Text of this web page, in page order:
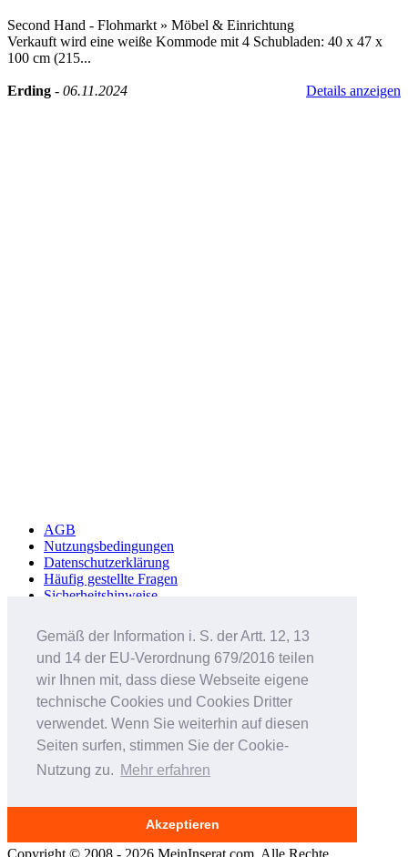
Gemäß der Information i. S. der Artt. 12, 13
und 14 der EU-Verordnung 679/2016 teilen
wir Ihnen mit, dass diese Webseite eigene
technische Cookies und Cookies Dritter
verwendet. Wenn Sie weiterhin auf diesen
Seiten surfen, stimmen Sie der Cookie-
Nutzung zu. Mehr erfahren
Akzeptieren
Second Hand - Flohmarkt » Möbel & Einrichtung
Verkauft wird eine weiße Kommode mit 4 Schubladen: 40 x 47 x
100 cm (215...
Erding - 06.11.2024 Details anzeigen
AGB
Nutzungsbedingungen
Datenschutzerklärung
Häufig gestellte Fragen
Sicherheitshinweise
Impressum
Studenteninserate.at
Kleinanzeigen-Suedtirol.com
RC-Flohmarkt.com
MeinInserat.at
MeinInserat.com
Auswandern nach Südtirol
AnnunciPratici.it
MeinInserat.it
Smartphone Audioguides
Erinnerungsportal für Verstorbene